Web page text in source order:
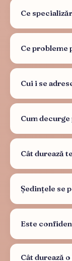
Ce
Ce probleme
Cui i se
Cum
Cât durează
Ședințele se
Este
Cât durează